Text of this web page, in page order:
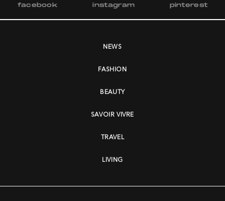
facebook instagram pinterest
NEWS
FASHION
BEAUTY
SAVOIR VIVRE
TRAVEL
LIVING